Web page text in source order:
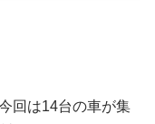
回は14台の車が集